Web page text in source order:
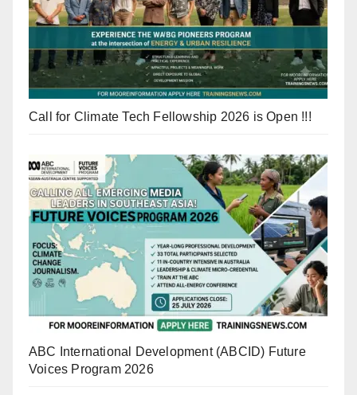
Call for Climate Tech Fellowship 2026 is Open !!!
ABC International Development (ABCID) Future
Voices Program 2026